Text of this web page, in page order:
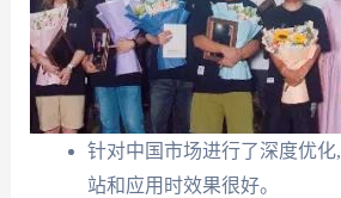
针对中国市场进行了深度优化
站和应用时效果很好。